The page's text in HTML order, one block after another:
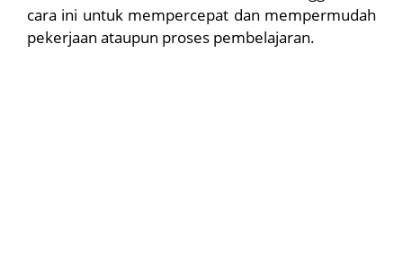
cara ini untuk mempercepat dan mempermudah
pekerjaan ataupun proses pembelajaran.